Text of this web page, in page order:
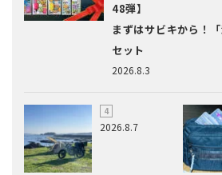
2026.8.3
48弾】
まずはサビキから！
セット
2026.8.7